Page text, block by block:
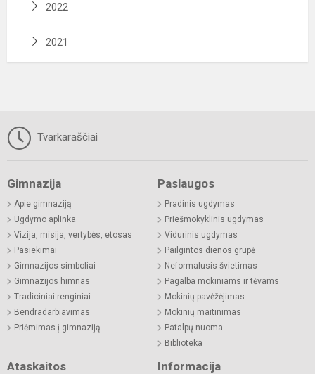
2022
2021
Tvarkaraščiai
Gimnazija
Apie gimnaziją
Ugdymo aplinka
Vizija, misija, vertybės, etosas
Pasiekimai
Gimnazijos simboliai
Gimnazijos himnas
Tradiciniai renginiai
Bendradarbiavimas
Priėmimas į gimnaziją
Paslaugos
Pradinis ugdymas
Priešmokyklinis ugdymas
Vidurinis ugdymas
Pailgintos dienos grupė
Neformalusis švietimas
Pagalba mokiniams ir tėvams
Mokinių pavėžėjimas
Mokinių maitinimas
Patalpų nuoma
Biblioteka
Ataskaitos Informacija